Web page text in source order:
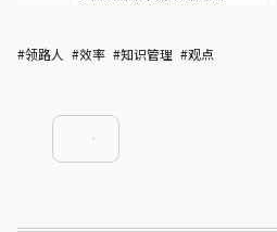
#领路人 #效率 #知识管理 #观点